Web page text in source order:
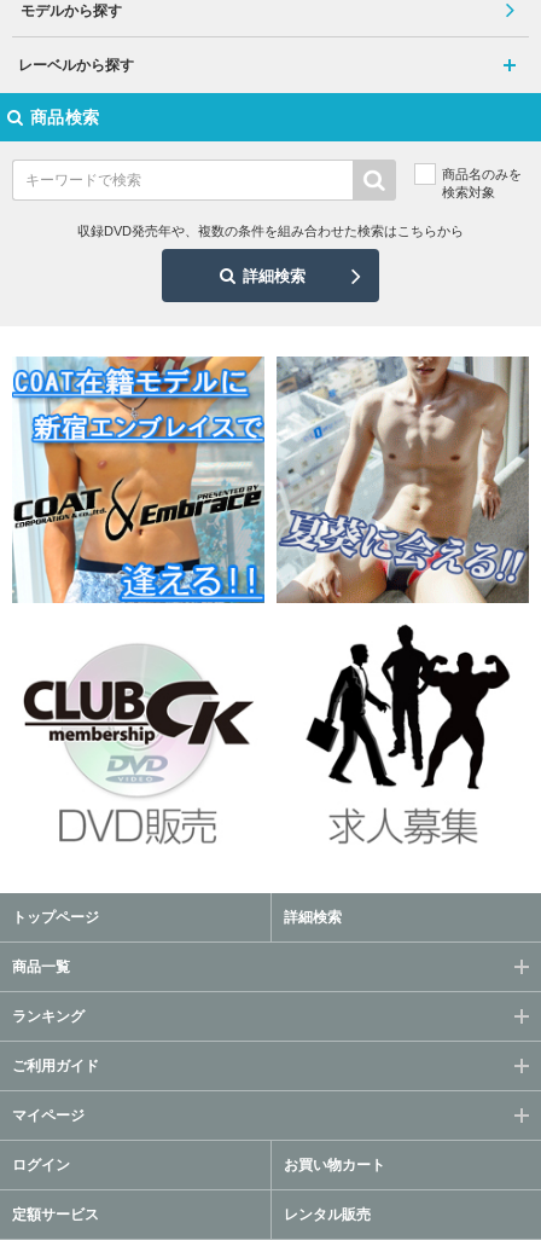
モデルから探す
レーベルから探す
商品検索
商品名のみを
検索対象
収録DVD発売年や、複数の条件を組み合わせた検索はこちらから
詳細検索
トップページ 詳細検索
商品一覧
ランキング
ご利用ガイド
マイページ
ログイン お買い物カート
定額サービス レンタル販売